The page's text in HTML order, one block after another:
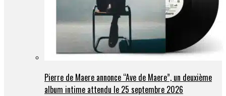
Pierre de Maere annonce “Ave de Maere”, un deuxième
album intime attendu le 25 septembre 2026